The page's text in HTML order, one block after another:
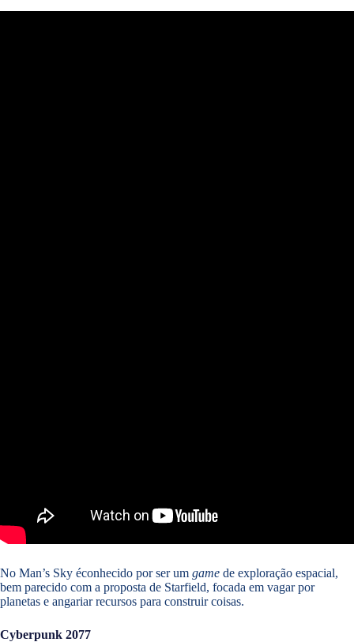
No Man’s Sky éconhecido por ser um game de exploração espacial,
bem parecido com a proposta de Starfield, focada em vagar por
planetas e angariar recursos para construir coisas.
Cyberpunk 2077